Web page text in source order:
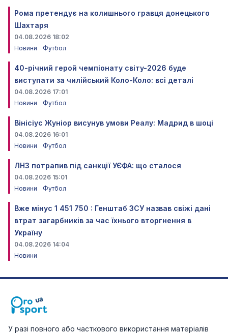
Рома претендує на колишнього гравця донецького
Шахтаря
04.08.2026 18:02
Новини
Футбол
40-річний герой чемпіонату світу-2026 буде
виступати за чилійський Коло-Коло: всі деталі
04.08.2026 17:01
Новини
Футбол
Вінісіус Жуніор висунув умови Реалу: Мадрид в шоці
04.08.2026 16:01
Новини
Футбол
ЛНЗ потрапив під санкції УЄФА: що сталося
04.08.2026 15:01
Новини
Футбол
Вже мінус 1 451 750 : Генштаб ЗСУ назвав свіжі дані
втрат загарбників за час їхнього вторгнення в
Україну
04.08.2026 14:04
Новини
У разі повного або часткового використання матеріалів